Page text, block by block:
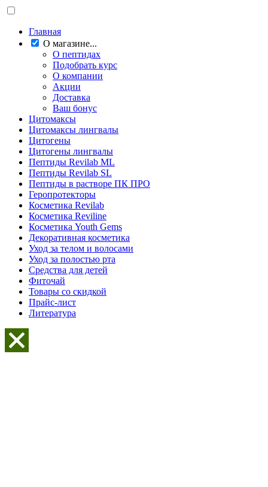
Главная
О магазине...
О пептидах
Подобрать курс
О компании
Акции
Доставка
Ваш бонус
Цитомаксы
Цитомаксы лингвалы
Цитогены
Цитогены лингвалы
Пептиды Revilab ML
Пептиды Revilab SL
Пептиды в растворе ПК ПРО
Геропротекторы
Косметика Revilab
Косметика Reviline
Косметика Youth Gems
Декоративная косметика
Уход за телом и волосами
Уход за полостью рта
Средства для детей
Фиточай
Товары со скидкой
Прайс-лист
Литература